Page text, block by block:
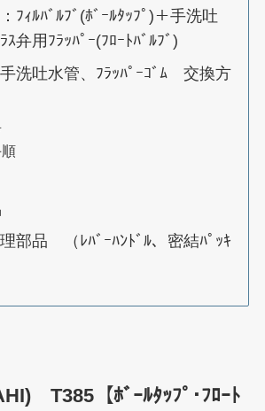
ﾌｨﾙﾊﾞﾙﾌﾞ(ﾎﾞｰﾙﾀｯﾌﾟ)＋手洗吐
ｽ弁用ﾌﾗｯﾊﾟｰ(ﾌﾛｰﾄﾊﾞﾙﾌﾞ)
手洗吐水管、ﾌﾗｯﾊﾟｰｺﾞﾑ 交換方
部品 （ﾚﾊﾞｰﾊﾝﾄﾞﾙ、密結ﾊﾟｯｷ
T385【ﾎﾞｰﾙﾀｯﾌﾟ･ﾌﾛｰﾄ